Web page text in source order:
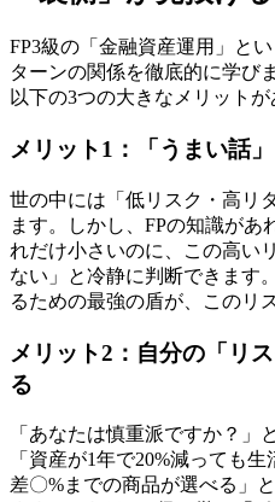
FP3級の「金融資産運用」と
ターンの関係を徹底的に学び
以下の3つの大きなメリットが
メリット1：「うまい話
世の中には「低リスク・高リ
ます。しかし、FPの知識があ
れだけ小さいのに、この高い
ない」と冷静に判断できます
るための最強の盾が、このリ
メリット2：自分の「リ
る
「あなたは慎重派ですか？」
「資産が1年で20%減っても
差〇%までの商品が選べる」